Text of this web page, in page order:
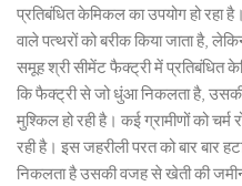
प्रतिबंधित केमिकल का उपयोग हो
वाले पत्थरों को बरीक किया जाता है,
समूह श्री सीमेंट फैक्ट्री में प्रतिबंधित
कि फैक्ट्री से जो धुंआ निकलता है,
मुश्किल हो रही है। कई ग्रामीणों को
रही है। इस जहरीली परत को बार बार
निकलता है उसकी वजह से खेती की